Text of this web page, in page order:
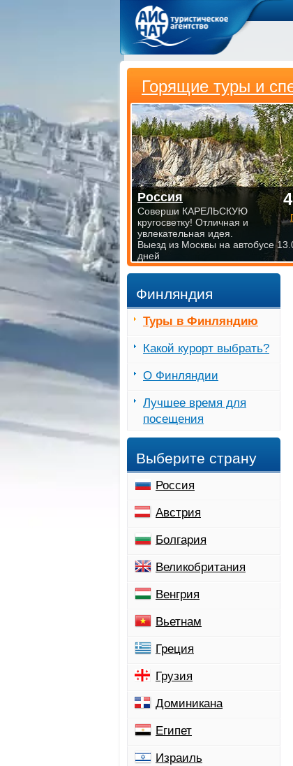
Финляндия
Туры в Финляндию
Какой курорт выбрать?
О Финляндии
Лучшее время для
посещения
Выберите страну
Россия
Австрия
Болгария
Великобритания
Венгрия
Вьетнам
Греция
Грузия
Доминикана
Египет
Израиль
Горящие туры и
Россия
Соверши КАРЕЛЬСКУЮ
кругосветку! Отличная и
увлекательная идея.
Выезд из Москвы на автобусе
дней